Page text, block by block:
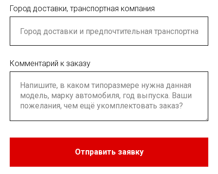
Город доставки, транспортная компания
Комментарий к заказу
Отправить заявку